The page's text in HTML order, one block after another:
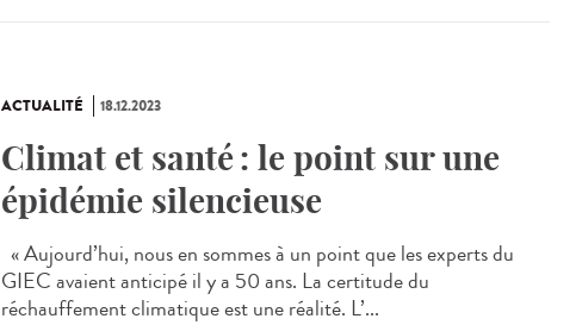
ACTUALITÉ 18.12.2023
Climat et santé : le point sur une
épidémie silencieuse
« Aujourd’hui, nous en sommes à un point que les experts du
GIEC avaient anticipé il y a 50 ans. La certitude du
réchauffement climatique est une réalité. L’...